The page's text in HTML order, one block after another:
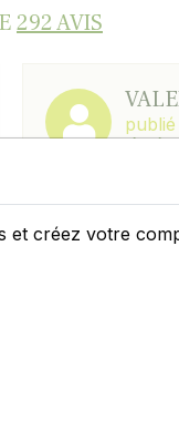
292 AVIS
Parfait, c est
au top et
recommande à
et créez votre